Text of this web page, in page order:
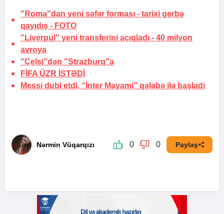
"Roma"dan yeni səfər forması - tarixi gerbə
qayıdış - FOTO
"Liverpul" yeni transferini açıqladı - 40 milyon
avroya
"Çelsi"dən "Strazburq"a
FİFA ÜZR İSTƏDİ
Messi dubl etdi, “İnter Mayami” qələbə ilə başladı
Nərmin Vüqarqızı 0 0 Paylaş